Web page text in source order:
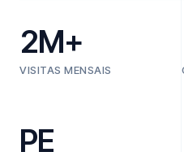
2M+
VISITAS MENSAIS
PE